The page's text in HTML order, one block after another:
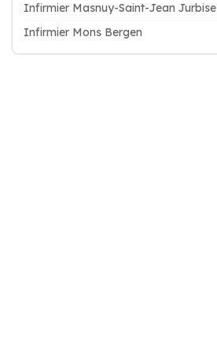
Infirmier Masnuy-Saint-Jean Jurbise
Infirmier Mons Bergen